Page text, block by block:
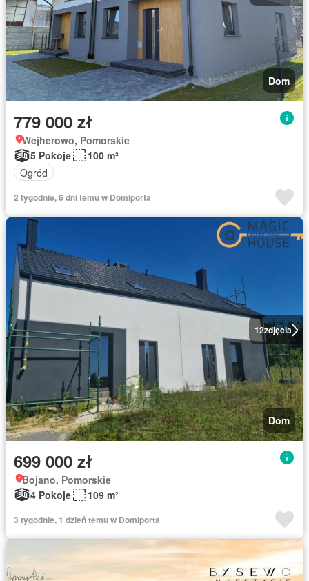
Dom
779 000 zł
Wejherowo, Pomorskie
5 Pokoje
100 m²
Ogród
2 tygodnie, 6 dni temu w Domiporta
12zdjęcia
Dom
699 000 zł
Bojano, Pomorskie
4 Pokoje
109 m²
3 tygodnie, 1 dzień temu w Domiporta